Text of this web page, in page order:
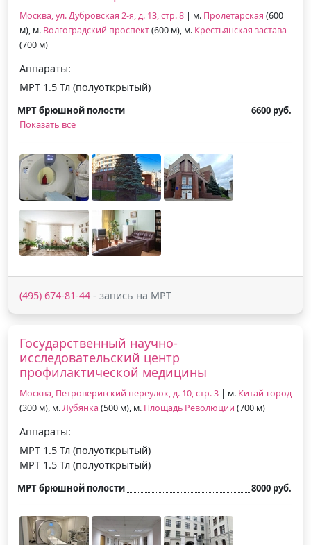
Москва, ул. Дубровская 2-я, д. 13, стр. 8 | м. Пролетарская (600
м), м. Волгоградский проспект(600 м), м. Крестьянская застава
(700 м)
Аппараты:
МРТ 1.5 Тл (полуоткрытый)
МРТ брюшной полости
6600 руб.
Показать все
(495) 674-81-44 - запись на МРТ
Государственный научно-
исследовательский центр
профилактической медицины
Москва, Петроверигский переулок, д. 10, стр. 3 | м. Китай-город
(300 м), м.Лубянка (500 м), м. Площадь Революции (700 м)
Аппараты:
МРТ 1.5 Тл (полуоткрытый)
МРТ 1.5 Тл (полуоткрытый)
МРТ брюшной полости 8000 руб.